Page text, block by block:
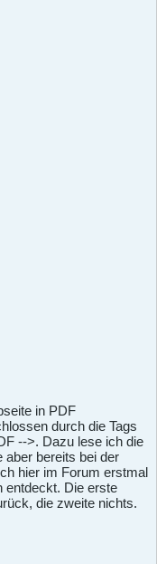
in PDF
durch die Tags
-->. Dazu lese ich die
aber bereits bei der
hier im Forum erstmal
entdeckt. Die erste
die zweite nichts.